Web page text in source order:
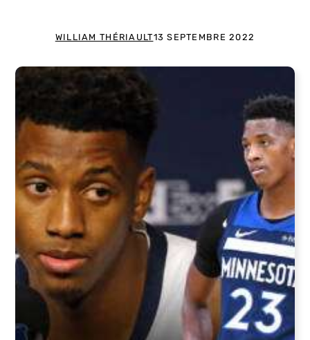
WILLIAM THÉRIAULT13 SEPTEMBRE 2022